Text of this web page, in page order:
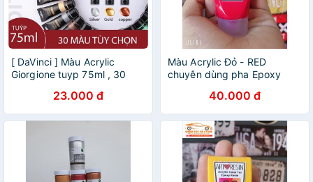
[ DaVinci ] Màu Acrylic
Giorgione tuyp 75ml , 30
23.000 đ
Màu Acrylic Đỏ - RED
chuyên dùng pha Epoxy
chamsocxestore
40.000 đ